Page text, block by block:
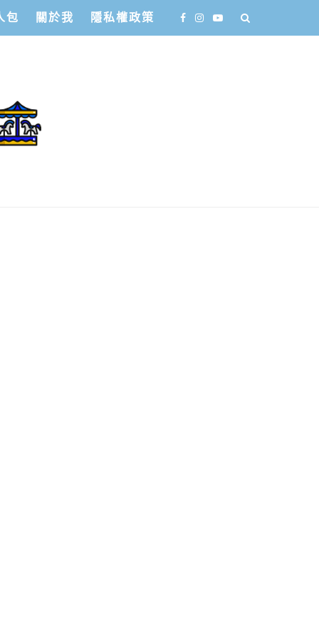
包 關於我 隱私權政策